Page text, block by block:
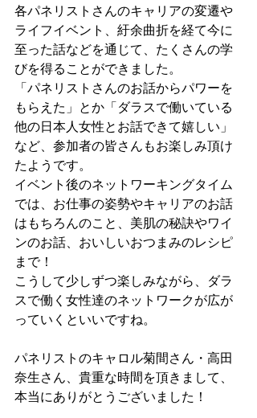
各パネリストさんのキャリアの変遷や
ライフイベント、紆余曲折を経て今に
至った話などを通じて、たくさんの学
びを得ることができました。
「パネリストさんのお話からパワーを
もらえた」とか「ダラスで働いている
他の日本人女性とお話できて嬉しい」
など、参加者の皆さんもお楽しみ頂け
たようです。
イベント後のネットワーキングタイム
では、お仕事の姿勢やキャリアのお話
はもちろんのこと、美肌の秘訣やワイ
ンのお話、おいしいおつまみのレシピ
まで！
こうして少しずつ楽しみながら、ダラ
スで働く女性達のネットワークが広が
っていくといいですね。
パネリストのキャロル菊間さん・高田
奈生さん、貴重な時間を頂きまして、
本当にありがとうございました！